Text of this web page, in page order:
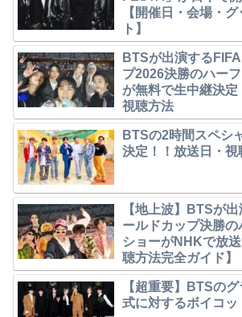
【開催日・会場・
ト】
BTSが出演する
プ2026決勝のハー
が無料で生中継決定
視聴方法
BTSの2時間スペシ
決定！！放送日・視
【地上波】BTSが
ールドカップ決勝の
ショーがNHKで放
聴方法完全ガイド】
【超重要】BTSの
式に対するボイコッ